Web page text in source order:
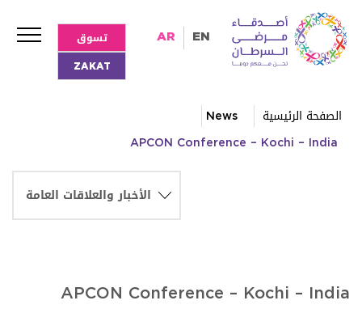
AR EN
تسوق
ZAKAT
الصفحة الرئيسية
News
APCON Conference – Kochi – India
APCON Conference – Kochi – India